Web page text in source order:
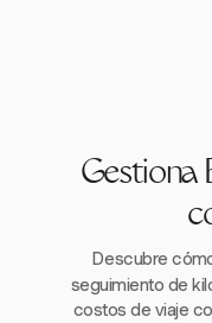
Gestiona
Descubre
seguimiento de
costos de viaje